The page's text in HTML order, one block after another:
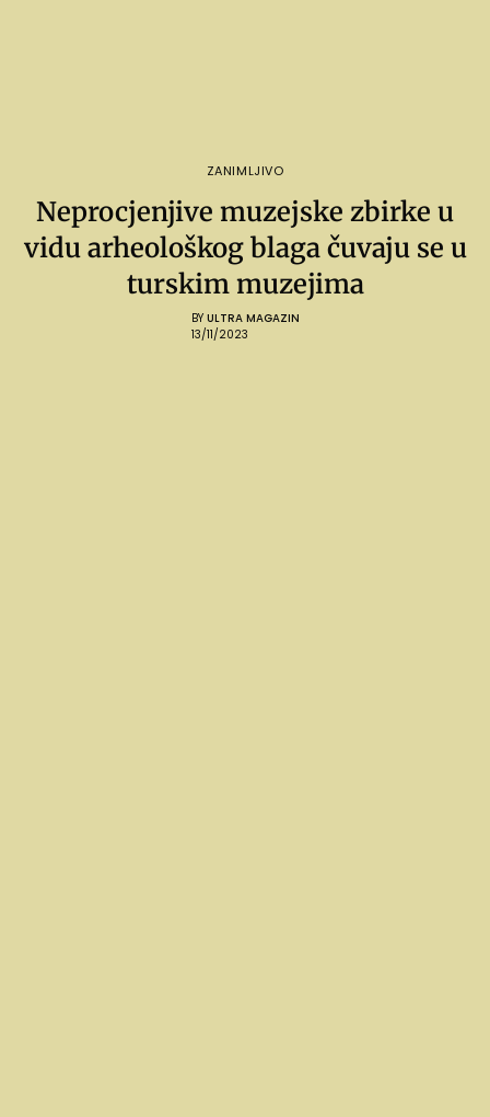
ZANIMLJIVO
Neprocjenjive muzejske zbirke u
vidu arheološkog blaga čuvaju se u
turskim muzejima
BY ULTRA MAGAZIN
13/11/2023